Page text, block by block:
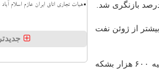
از ژوئن نفت
بزرگترین افزایش عرضه در اوت مربوط به عربستان سعودی بود که ۹ میلیون بشکه در روز تولید کرد و تولیدش نسبت به ژوییه ۶۰۰ هزار بشکه
هیات تجاری اتاق ایران عازم اسلام